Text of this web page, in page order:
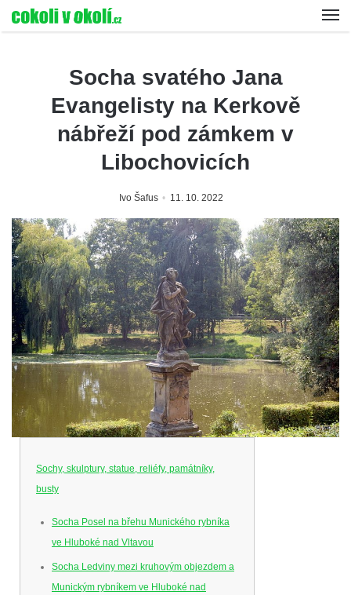
Socha svatého Jana
Evangelisty na Kerkově
nábřeží pod zámkem v
Libochovicích
Ivo Šafus 11. 10. 2022
Sochy, skulptury, statue, reliéfy, památníky,
busty
Socha Posel na břehu Munického rybníka
ve Hluboké nad Vltavou
Socha Ledviny mezi kruhovým objezdem a
Munickým rybníkem ve Hluboké nad